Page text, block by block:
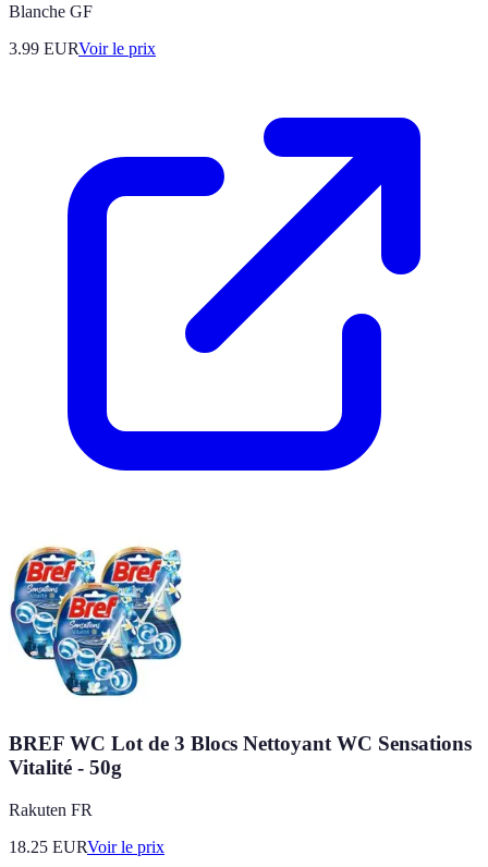
Blanche GF
3.99 EURVoir le prix
BREF WC Lot de 3 Blocs Nettoyant WC Sensations
Vitalité - 50g
Rakuten FR
18.25 EURVoir le prix